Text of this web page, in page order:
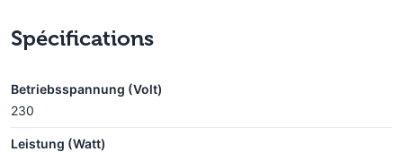
Spécifications
Betriebsspannung (Volt)
230
Leistung (Watt)